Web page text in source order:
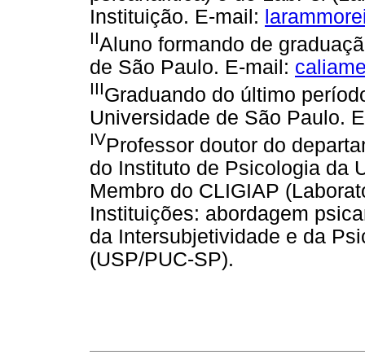
Instituição. E-mail:
IIAluno formando de
de São Paulo. E-mail:
IIIGraduando do último
Universidade de São Paulo.
IVProfessor doutor do
do Instituto de Psicologia da
Membro do CLIGIAP
Instituições: abordagem
da Intersubjetividade e da
(USP/PUC-SP).